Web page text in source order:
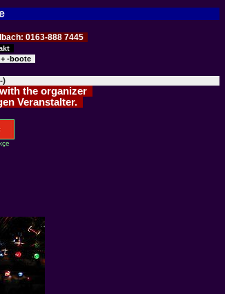
0163-888 7445
-boote
)
the organizer
Veranstalter.